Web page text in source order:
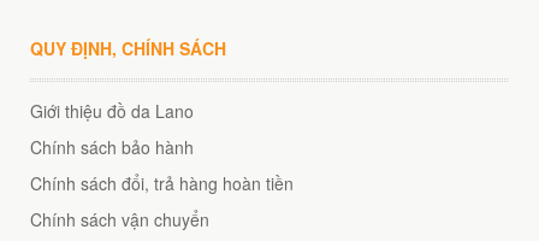
QUY ĐỊNH, CHÍNH SÁCH
Giới thiệu đồ da Lano
Chính sách bảo hành
Chính sách đổi, trả hàng hoàn tiền
Chính sách vận chuyển